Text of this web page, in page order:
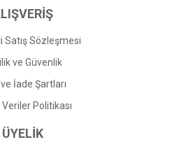
Satış Sözleşmesi
ve Güvenlik
İade Şartları
Veriler Politikası
ÜYELİK